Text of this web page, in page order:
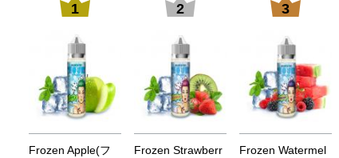
1
Frozen Apple(フ
2
Frozen Strawberr
3
Frozen Watermel